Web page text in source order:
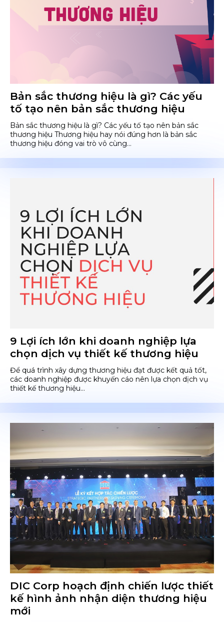
Bản sắc thương hiệu là gì? Các yếu
tố tạo nên bản sắc thương hiệu
Bản sắc thương hiệu là gì? Các yếu tố tạo nên bản sắc
thương hiệu Thương hiệu hay nói đúng hơn là bản sắc
thương hiệu đóng vai trò vô cùng...
9 Lợi ích lớn khi doanh nghiệp lựa
chọn dịch vụ thiết kế thương hiệu
Để quá trình xây dựng thương hiệu đạt được kết quả tốt,
các doanh nghiệp được khuyến cáo nên lựa chọn dịch vụ
thiết kế thương hiệu...
DIC Corp hoạch định chiến lược thiết
kế hình ảnh nhận diện thương hiệu
mới